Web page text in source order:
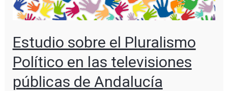
Estudio sobre el Pluralismo
Político en las televisiones
públicas de Andalucía